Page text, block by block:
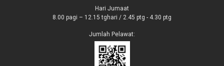
Hari Jumaat
8.00 pagi – 12.15 tghari / 2.45 ptg - 4.30 ptg
Jumlah Pelawat: